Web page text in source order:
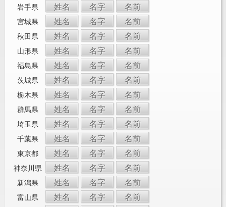
岩手県 姓名 名字 名前
宮城県 姓名 名字 名前
秋田県 姓名 名字 名前
山形県 姓名 名字 名前
福島県 姓名 名字 名前
茨城県 姓名 名字 名前
栃木県 姓名 名字 名前
群馬県 姓名 名字 名前
埼玉県 姓名 名字 名前
千葉県 姓名 名字 名前
東京都 姓名 名字 名前
神奈川県 姓名 名字 名前
新潟県 姓名 名字 名前
富山県 姓名 名字 名前